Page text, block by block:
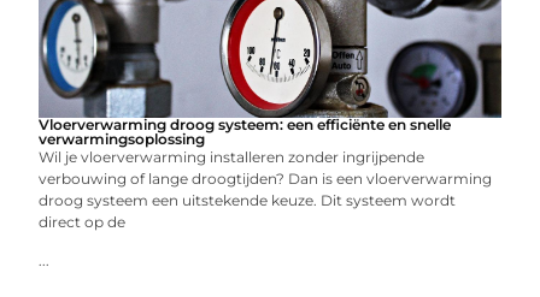
Vloerverwarming droog systeem: een efficiënte en snelle
verwarmingsoplossing
Wil je vloerverwarming installeren zonder ingrijpende
verbouwing of lange droogtijden? Dan is een vloerverwarming
droog systeem een uitstekende keuze. Dit systeem wordt
direct op de
...